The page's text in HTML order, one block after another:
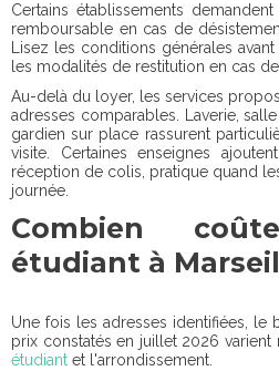
Certains établissements
remboursable en cas de
Lisez les conditions générales
les modalités de restitution en cas
Au-delà du loyer, les services
adresses comparables. Laverie,
gardien sur place rassurent
visite. Certaines enseignes
réception de colis, pratique quand
journée.
Combien
étudiant à
Une fois les adresses identifiées, le
prix constatés en juillet 2026
étudiant et l'arrondissement.